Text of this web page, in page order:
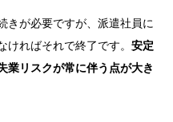
きが必要ですが、派遣社員に
ればそれで終了です。 安定
業リスクが常に伴う点が大き